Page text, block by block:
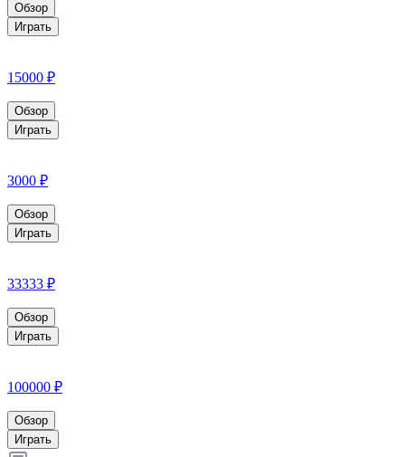
Обзор
Играть
15000 ₽
Обзор
Играть
3000 ₽
Обзор
Играть
33333 ₽
Обзор
Играть
100000 ₽
Обзор
Играть